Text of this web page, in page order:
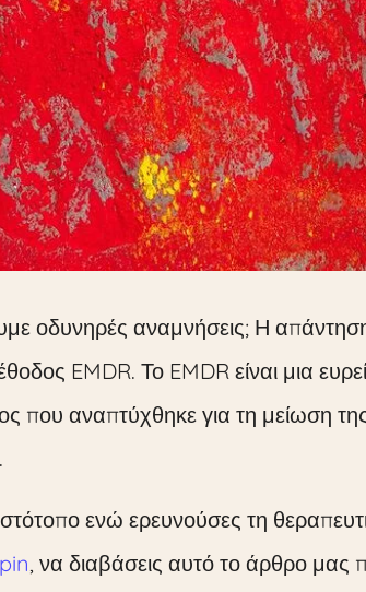
οδυνηρές αναμνήσεις; Η
EMDR. Το EMDR είναι μια
που αναπτύχθηκε για τη μείωση
ενώ ερευνούσες τη
, να διαβάσεις αυτό το άρθρο μας